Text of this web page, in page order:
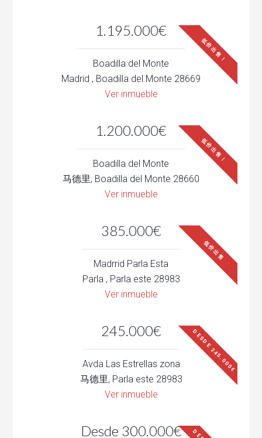
1.195.000€
低价出售！
Boadilla del Monte
Madrid , Boadilla del Monte 28669
Ver inmueble
1.200.000€
低价出售！
Boadilla del Monte
马德里, Boadilla del Monte 28660
Ver inmueble
385.000€
低价出售
Madrrid Parla Esta
Parla , Parla este 28983
Ver inmueble
245.000€ DESDE 245.000€
Avda Las Estrellas zona
马德里, Parla este 28983
Ver inmueble
Desde 300.000€